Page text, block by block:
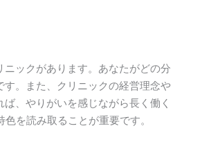
ックがあります。あなたがどの分
。また、クリニックの経営理念や
、やりがいを感じながら長く働く
を読み取ることが重要です。